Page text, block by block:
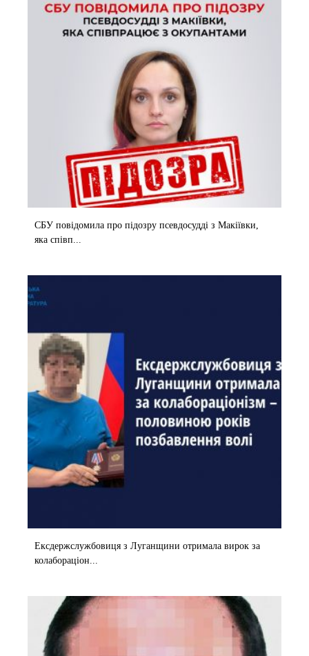
СБУ повідомила про підозру псевдосудді з Макіївки,
яка співп...
Ексдержслужбовиця з Луганщини отримала вирок за
колабораціон...